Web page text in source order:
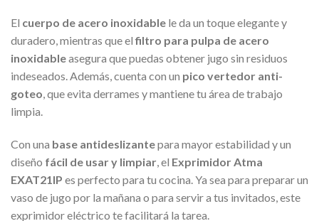
El cuerpo de acero inoxidable le da un toque elegante y
duradero, mientras que elfiltro para pulpa de acero
inoxidableasegura que puedas obtener jugo sin residuos
indeseados. Además, cuenta con un pico vertedor anti-
goteo , que evita derrames y mantiene tu área de trabajo
limpia.
Con una base antideslizantepara mayor estabilidad y un
diseño fácil de usar y limpiar , el Exprimidor Atma
EXAT21IP es perfecto para tu cocina. Ya sea para preparar un
vaso de jugo por la mañana o para servir a tus invitados, este
exprimidor eléctrico te facilitará la tarea.